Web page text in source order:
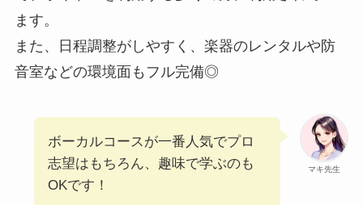
ます。
また、日程調整がしやすく、楽器のレンタルや防
音室などの環境面もフル完備◎
マキ先生
ボーカルコースが一番人気でプロ
志望はもちろん、趣味で学ぶのも
OKです！